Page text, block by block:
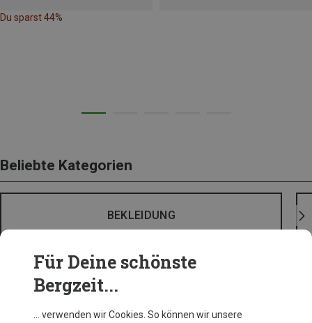
Du sparst 44%
Beliebte Kategorien
BEKLEIDUNG
Für Deine schönste
Bergzeit...
… verwenden wir Cookies. So können wir unsere